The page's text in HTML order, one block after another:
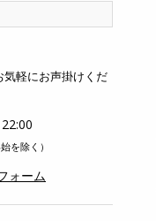
気軽にお声掛けくだ
を除く）
ォーム